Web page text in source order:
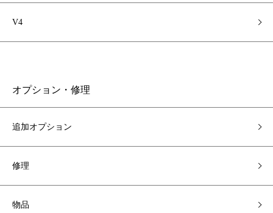
V4
オプション・修理
追加オプション
修理
物品